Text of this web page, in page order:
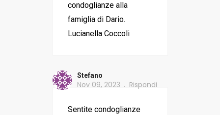
condoglianze alla
famiglia di Dario.
Lucianella Coccoli
Stefano
Nov 09, 2023 Rispondi
Sentite condoglianze